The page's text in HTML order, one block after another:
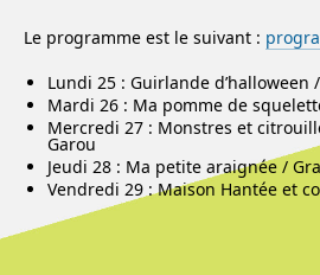
Le programme est le suivant :
Lundi 25 : Guirlande d’halloween
Mardi 26 : Ma pomme de
Mercredi 27 : Monstres et
Garou
Jeudi 28 : Ma petite araignée /
Vendredi 29 : Maison Hantée et